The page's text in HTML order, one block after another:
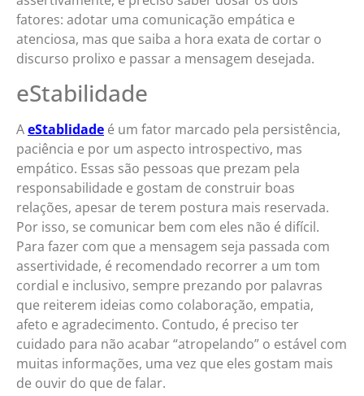
fatores: adotar uma comunicação empática e
atenciosa, mas que saiba a hora exata de cortar o
discurso prolixo e passar a mensagem desejada.
eStabilidade
AeStablidade é um fator marcado pela persistência,
paciência e por um aspecto introspectivo, mas
empático. Essas são pessoas que prezam pela
responsabilidade e gostam de construir boas
relações, apesar de terem postura mais reservada.
Por isso, se comunicar bem com eles não é difícil.
Para fazer com que a mensagem seja passada com
assertividade, é recomendado recorrer a um tom
cordial e inclusivo, sempre prezando por palavras
que reiterem ideias como colaboração, empatia,
afeto e agradecimento. Contudo, é preciso ter
cuidado para não acabar “atropelando” o estável com
muitas informações, uma vez que eles gostam mais
de ouvir do que de falar.